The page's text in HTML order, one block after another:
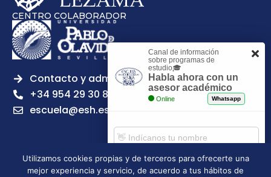
CENTRO COLABORADOR
Contacto y admisiones
+34 954 29 30 81
escuela@esh.es
Utilizamos cookies propias y de terceros para ofrecerte una
mejor experiencia y servicio, de acuerdo a tus hábitos de
Canal de información
sobre programas de
estudio🎓
Habla ahora con un
asesor académico
Online Whatsapp